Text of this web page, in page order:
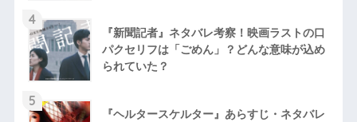
4
『新聞記者』ネタバレ考察！映画ラストの口
パクセリフは「ごめん」？どんな意味が込め
られていた？
5
『ヘルタースケルター』あらすじ・ネタバレ